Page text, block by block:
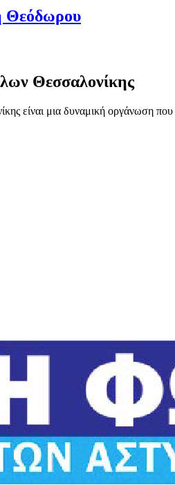
Θεόδωρου
Θεσσαλονίκης
είναι μια δυναμική οργάνωση που